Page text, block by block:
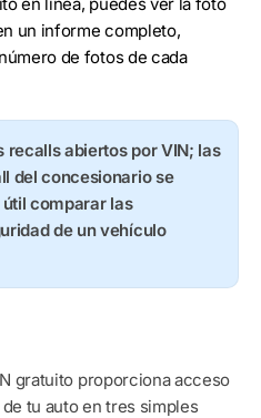
un informe completo,
de fotos de cada
abiertos por VIN; las
del concesionario se
comparar las
de un vehículo
gratuito proporciona acceso
tu auto en tres simples